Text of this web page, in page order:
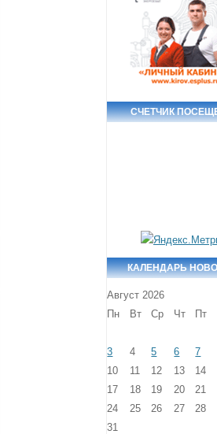
СЧЕТЧИК
КАЛЕНДАРЬ
Август 2026
Пн
Вт Ср Чт Пт
3 4 5 6
7
10
11 12 13
14
17
18 19 20
21
24
25 26 27
28
31